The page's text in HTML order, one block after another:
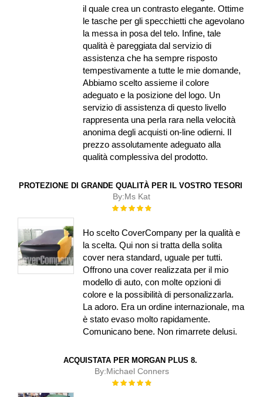
il quale crea un contrasto elegante. Ottime
le tasche per gli specchietti che agevolano
la messa in posa del telo. Infine, tale
qualità è pareggiata dal servizio di
assistenza che ha sempre risposto
tempestivamente a tutte le mie domande,
Abbiamo scelto assieme il colore
adeguato e la posizione del logo. Un
servizio di assistenza di questo livello
rappresenta una perla rara nella velocità
anonima degli acquisti on-line odierni. Il
prezzo assolutamente adeguato alla
qualità complessiva del prodotto.
PROTEZIONE DI GRANDE QUALITÀ PER IL VOSTRO TESORI
By:Ms Kat
Rating:
Ho scelto CoverCompany per la qualità e
la scelta. Qui non si tratta della solita
cover nera standard, uguale per tutti.
Offrono una cover realizzata per il mio
modello di auto, con molte opzioni di
colore e la possibilità di personalizzarla.
La adoro. Era un ordine internazionale, ma
è stato evaso molto rapidamente.
Comunicano bene. Non rimarrete delusi.
ACQUISTATA PER MORGAN PLUS 8.
By:Michael Conners
Rating: